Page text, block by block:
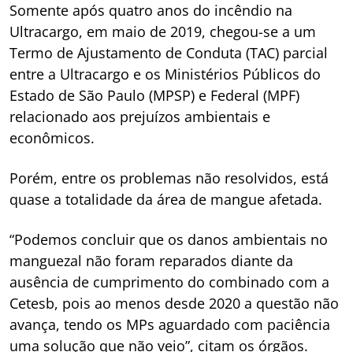
Somente após quatro anos do incêndio na
Ultracargo, em maio de 2019, chegou-se a um
Termo de Ajustamento de Conduta (TAC) parcial
entre a Ultracargo e os Ministérios Públicos do
Estado de São Paulo (MPSP) e Federal (MPF)
relacionado aos prejuízos ambientais e
econômicos.
Porém, entre os problemas não resolvidos, está
quase a totalidade da área de mangue afetada.
“Podemos concluir que os danos ambientais no
manguezal não foram reparados diante da
ausência de cumprimento do combinado com a
Cetesb, pois ao menos desde 2020 a questão não
avança, tendo os MPs aguardado com paciência
uma solução que não veio”, citam os órgãos.